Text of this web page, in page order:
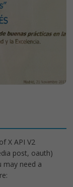
X API V2
post, oauth)
may need a